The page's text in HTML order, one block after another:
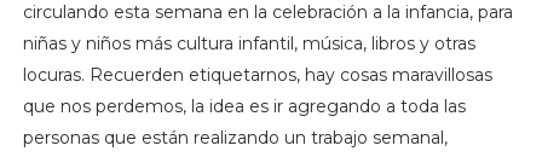
circulando esta semana en la celebración a la infancia, para
niñas y niños más cultura infantil, música, libros y otras
locuras. Recuerden etiquetarnos, hay cosas maravillosas
que nos perdemos, la idea es ir agregando a toda las
personas que están realizando un trabajo semanal,